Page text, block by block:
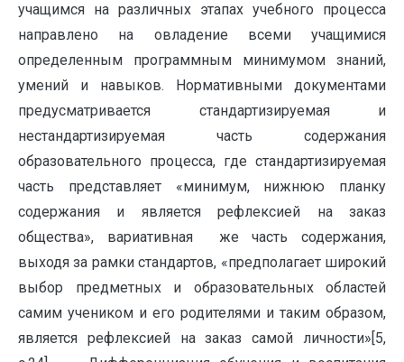
учащимся на различных этапах учебного процесса
направлено на овладение всеми учащимися
определенным программным минимумом знаний,
умений и навыков. Нормативными документами
предусматривается стандартизируемая и
нестандартизируемая часть содержания
образовательного процесса, где стандартизируемая
часть представляет «минимум, нижнюю планку
содержания и является рефлексией на заказ
общества», вариативная же часть содержания,
выходя за рамки стандартов, «предполагает широкий
выбор предметных и образовательных областей
самим учеником и его родителями и таким образом,
является рефлексией на заказ самой личности»[5,